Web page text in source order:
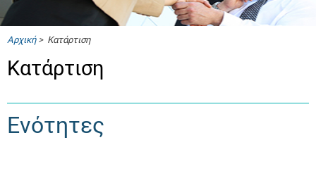
Αρχική> Κατάρτιση
Κατάρτιση
Ενότητες